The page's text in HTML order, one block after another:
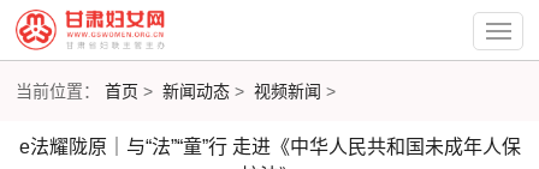
当前位置：首页 >新闻动态 >视频新闻 >
e法耀陇原｜与“法”“童”行 走进《中华人民共和国未成年人保